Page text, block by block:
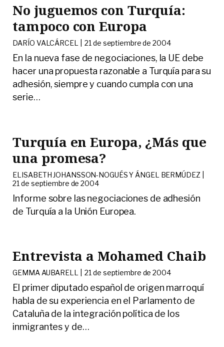
No juguemos con Turquía:
tampoco con Europa
DARÍO VALCÁRCEL |21 de septiembre de 2004
En la nueva fase de negociaciones, la UE debe
hacer una propuesta razonable a Turquía para su
adhesión, siempre y cuando cumpla con una
serie…
Turquía en Europa, ¿Más que
una promesa?
ELISABETH JOHANSSON-NOGUÉS Y ÁNGEL BERMÚDEZ |
21 de septiembre de 2004
Informe sobre las negociaciones de adhesión
de Turquía a la Unión Europea.
Entrevista a Mohamed Chaib
GEMMA AUBARELL |21 de septiembre de 2004
El primer diputado español de origen marroquí
habla de su experiencia en el Parlamento de
Cataluña de la integración política de los
inmigrantes y de…